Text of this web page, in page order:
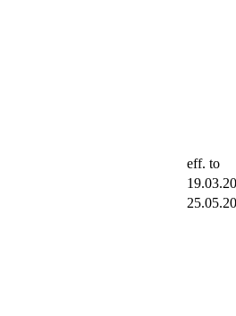
eff. to